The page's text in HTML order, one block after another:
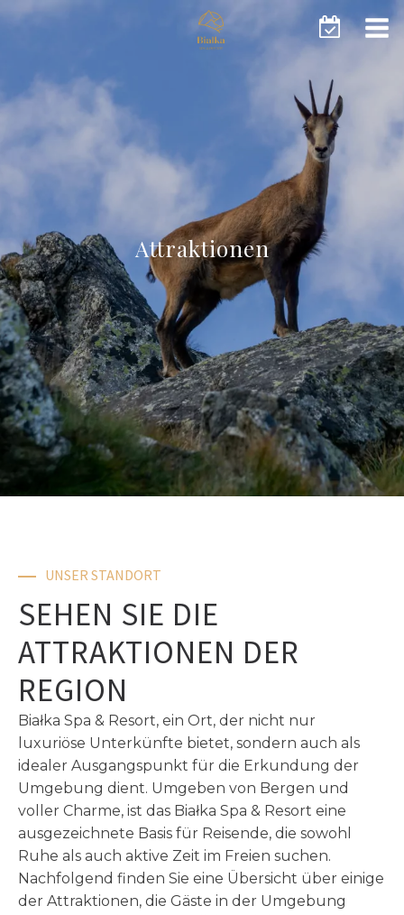
Attraktionen
UNSER STANDORT
SEHEN SIE DIE
ATTRAKTIONEN DER
REGION
Białka Spa & Resort, ein Ort, der nicht nur
luxuriöse Unterkünfte bietet, sondern auch als
idealer Ausgangspunkt für die Erkundung der
Umgebung dient. Umgeben von Bergen und
voller Charme, ist das Białka Spa & Resort eine
ausgezeichnete Basis für Reisende, die sowohl
Ruhe als auch aktive Zeit im Freien suchen.
Nachfolgend finden Sie eine Übersicht über einige
der Attraktionen, die Gäste in der Umgebung